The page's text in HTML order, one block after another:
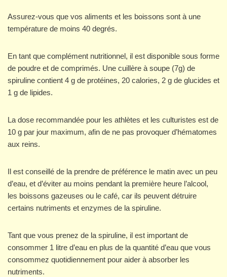
Assurez-vous que vos aliments et les boissons sont à une
température de moins 40 degrés.
En tant que complément nutritionnel, il est disponible sous forme
de poudre et de comprimés. Une cuillère à soupe (7g) de
spiruline contient 4 g de protéines, 20 calories, 2 g de glucides et
1 g de lipides.
La dose recommandée pour les athlètes et les culturistes est de
10 g par jour maximum, afin de ne pas provoquer d’hématomes
aux reins.
Il est conseillé de la prendre de préférence le matin avec un peu
d’eau, et d’éviter au moins pendant la première heure l’alcool,
les boissons gazeuses ou le café, car ils peuvent détruire
certains nutriments et enzymes de la spiruline.
Tant que vous prenez de la spiruline, il est important de
consommer 1 litre d’eau en plus de la quantité d’eau que vous
consommez quotidiennement pour aider à absorber les
nutriments.